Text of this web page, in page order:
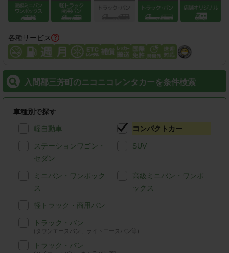
各種サービス
入間郡三芳町のニコニコレンタカーを条件検索
車種別で探す
軽自動車 コンパクトカー
ステーションワゴン・
セダン
SUV
ミニバン・ワンボック
ス
高級ミニバン・ワンボ
ックス
軽トラック・商用バン
トラック・バン
(タウンエースバン、ライトエースバン等)
トラック・バン